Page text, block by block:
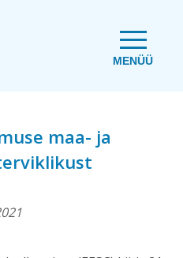
MENÜÜ
maa- ja